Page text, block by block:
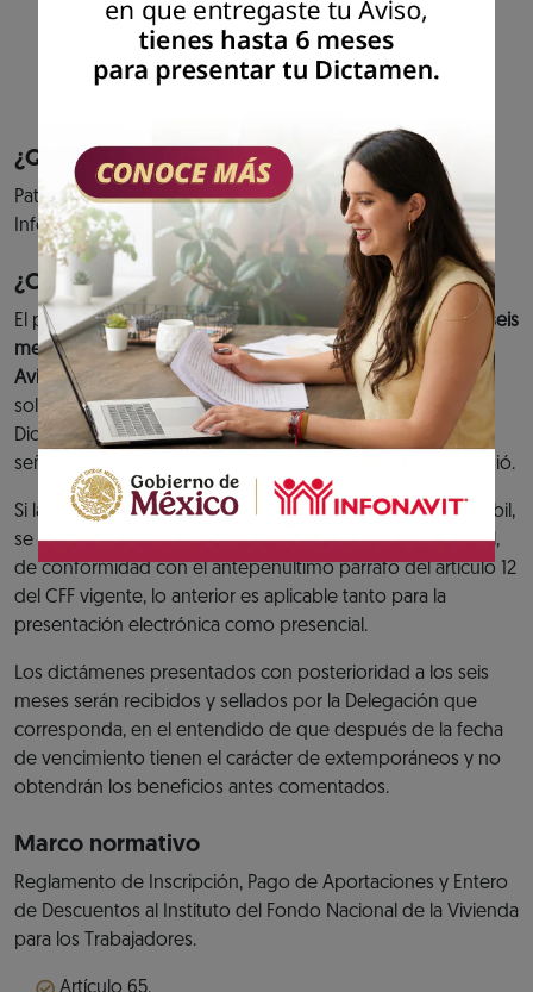
cumplimiento de tus aportaciones al fondo
de vivienda y entero de descuentos para
amortización de créditos.
¿Quiénes pueden acceder al servicio?
Patrones que hayan presentado el aviso de Dictamen
Infonavit.
¿Cuándo debes cumplir?
El plazo para presentar elDictamen Infonavit es de hasta seis
meses contados a partir de la fecha de presentación del
Aviso de Dictamen Infonavit.O bien, en caso de haber
solicitado una prórroga y ésta se hubiera concedido, el
Dictamen se tiene que presentar dentro de la fecha
señalada en el Oficio de prórroga que el Instituto le expidió.
Si la fecha límite para presentar el Dictamen es un día inhábil,
se prorroga el plazo para presentarlo al siguiente día hábil,
de conformidad con el antepenúltimo párrafo del artículo 12
del CFF vigente, lo anterior es aplicable tanto para la
presentación electrónica como presencial.
Los dictámenes presentados con posterioridad a los seis
meses serán recibidos y sellados por la Delegación que
corresponda, en el entendido de que después de la fecha
de vencimiento tienen el carácter de extemporáneos y no
obtendrán los beneficios antes comentados.
Marco normativo
Reglamento de Inscripción, Pago de Aportaciones y Entero
de Descuentos al Instituto del Fondo Nacional de la Vivienda
para los Trabajadores.